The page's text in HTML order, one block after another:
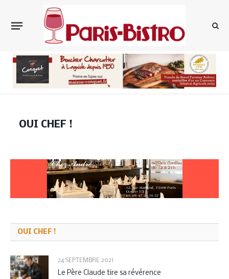
OUI CHEF !
OUI CHEF !
24 SEPTEMBRE 2021
Le Père Claude tire sa révérence